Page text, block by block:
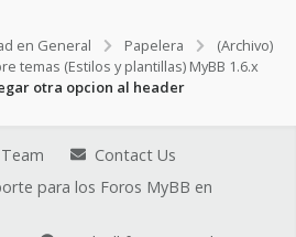
en General Papelera
(Archivo)
temas (Estilos y plantillas) MyBB 1.6.x
otra opcion al header
Contact Us
para los Foros MyBB en